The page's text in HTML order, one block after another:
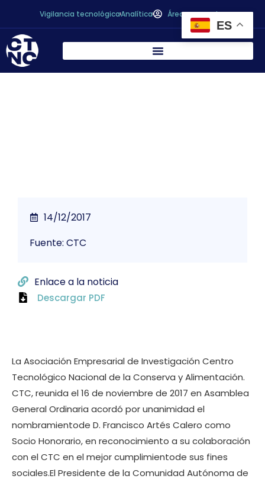
Vigilancia tecnológicaAnalítica Área personal
La Asociación Empresarial de Investigación Centro
Tecnológico Nacional de la Conserva y Alimentación.
CTC, reunida el 16 de noviembre de 2017 en Asamblea
General Ordinaria acordó por unanimidad el
nombramientode D. Francisco Artés Calero como
Socio Honorario, en reconocimiento a su colaboración
con el CTC en el mejor cumplimientode sus fines
sociales.El Presidente de la Comunidad Autónoma de
14/12/2017
Fuente: CTC
Enlace a la noticia
Descargar PDF
ES